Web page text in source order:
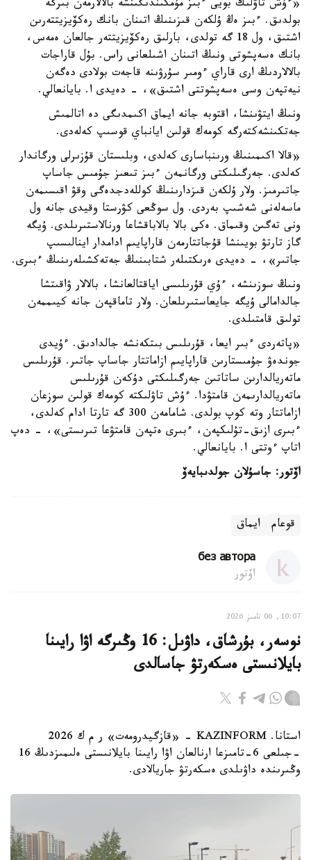
«ءۇش تاۋلىك بويى ءبىز مۇمكىندىگىنشە بالالارمەن بىرگە
بولدىق. ءبىز ەڭ ۇلكەن قىزىنىڭ اتىنان بانك رەكۆيزيتتەرىن
اشتىق، ول 18 گە تولدى، بارلىق رەكۆيزيتتەر جالعان ەمەس،
بانك ەسەپشوتى ونىڭ اتىنان اشىلعانى راس. بۇل قاراجات
بالالاردىڭ ارى قاراي ءومىر سۇرۋىنە قاجەت بولادى دەگەن
نيەتپەن وسى ەسەپشوتتى اشتىق»، - دەيدى ا. بايانعالي.
ونىڭ ايتۋىنشا، اقتوبە جانە ايماق اكىمدىگى دە اتالمىش
جەتكىنشەكتەرگە كومەك قولىن ايانباي قوسىپ كەلەدى.
«قالا اكىمىنىڭ ورىنباسارى كەلدى، وبلىستان قۇزىرلى ورگاندار
كەلدى. جەرگىلىكتى ورگانمەن ءبىز تىعىز جۇمىس جاساپ
جاتىرمىز. ولار ۇلكەن قىزدارىنىڭ كوللەدجدەگى وقۋ اقىسىمەن
ماسەلەنى شەشىپ بەردى. ول سوڭعى كۋرستا وقيدى جانە ول
ونى تەگىن وقىماق. ەكى بالا بالاباقشاعا ورنالاستىرىلدى. ۇيگە
گاز تارتۋ بويىنشا قۇجاتتارمەن قاراپايىم ادامدار اينالىسىپ
جاتىر»، - دەيدى ەرىكتىلەر شتابىنىڭ جەتەكشىلەرىنىڭ ءبىرى.
ونىڭ سوزىنشە، ءۇي قۇرىلىسى اياقتالعانشا، بالالار ۋاقىتشا
جالدامالى ۇيگە جايعاستىرىلعان. ولار تاماقپەن جانە كيىممەن
تولىق قامتىلدى.
«پاتەردى ءبىر ايعا، قۇرىلىس بىتكەنشە جالدادىق. ءۇيدى
جوندەۋ جۇمىستارىن قاراپايىم ازاماتتار جاساپ جاتىر. قۇرىلىس
ماتەريالدارىن ساتاتىن جەرگىلىكتى دۇكەن قۇرىلىس
ماتەريالدارىمەن قامتۋدا. ءۇش تاۋلىكتە كومەك قولىن سوزعان
ازاماتتار وتە كوپ بولدى. شامامەن 300 گە تارتا ادام كەلدى،
ءبىرى ازىق-تۇلىكپەن، ءبىرى ەتپەن قامتۋعا تىرىستى»، - دەپ
اتاپ ءوتتى ا. بايانعالي.
اۆتور: جاسۇلان جولدىبايەۆ
قوعام ايماق
без автора
اۆتور
10:07, 06 تامىز 2026
نوسەر، بۇرشاق، داۋىل: 16 وڭىرگە اۋا رايىنا
بايلانىستى ەسكەرتۋ جاسالدى
استانا. KAZINFORM - «قازگيدرومەت» ر م ك 2026
-جىلعى 6-تامىزعا ارنالعان اۋا رايىنا بايلانىستى ەلىمىزدىڭ 16
وڭىرىندە داۋىلدى ەسكەرتۋ جاريالادى.